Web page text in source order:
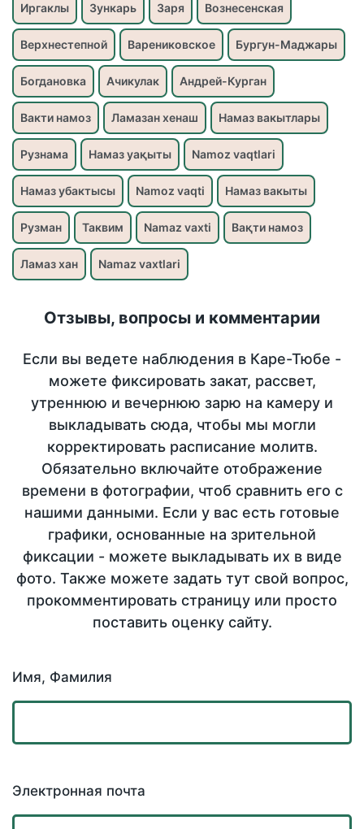
Иргаклы Зункарь Заря Вознесенская
Верхнестепной Варениковское Бургун-Маджары
Богдановка Ачикулак Андрей-Курган
Вакти намоз Ламазан хенаш Намаз вакытлары
Рузнама Намаз уақыты Namoz vaqtlari
Намаз убактысы Namoz vaqti Намаз вакыты
Рузман Таквим Namaz vaxti Вақти намоз
Ламаз хан Namaz vaxtlari
Отзывы, вопросы и комментарии
Если вы ведете наблюдения в Каре-Тюбе -
можете фиксировать закат, рассвет,
утреннюю и вечернюю зарю на камеру и
выкладывать сюда, чтобы мы могли
корректировать расписание молитв.
Обязательно включайте отображение
времени в фотографии, чтоб сравнить его с
нашими данными. Если у вас есть готовые
графики, основанные на зрительной
фиксации - можете выкладывать их в виде
фото. Также можете задать тут свой вопрос,
прокомментировать страницу или просто
поставить оценку сайту.
Имя, Фамилия
Электронная почта